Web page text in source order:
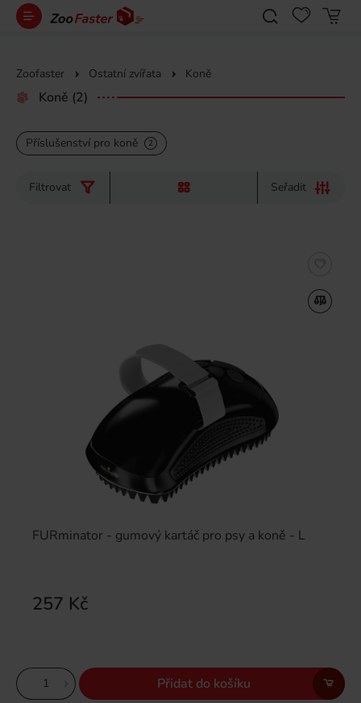
Zoofaster Ostatní zvířata Koně
Koně (2)
Příslušenství pro koně 2
Filtrovat Seřadit
FURminator - gumový kartáč pro psy a koně - L
257 Kč
Přidat do košíku